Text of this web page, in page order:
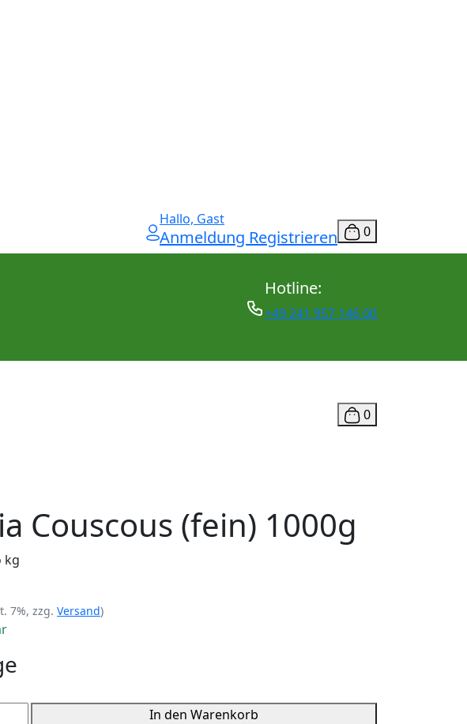
Hallo, Gast
Anmeldung Registrieren 0
Hotline:
+49 241 957 146 00
0
Couscous (fein) 1000g
kg
7%, zzg. Versand)
In den Warenkorb